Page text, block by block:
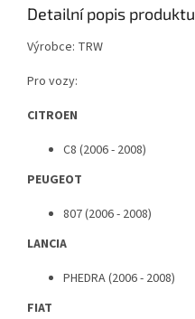
Detailní popis produktu
Výrobce: TRW
Pro vozy:
CITROEN
C8 (2006 - 2008)
PEUGEOT
807 (2006 - 2008)
LANCIA
PHEDRA (2006 - 2008)
FIAT